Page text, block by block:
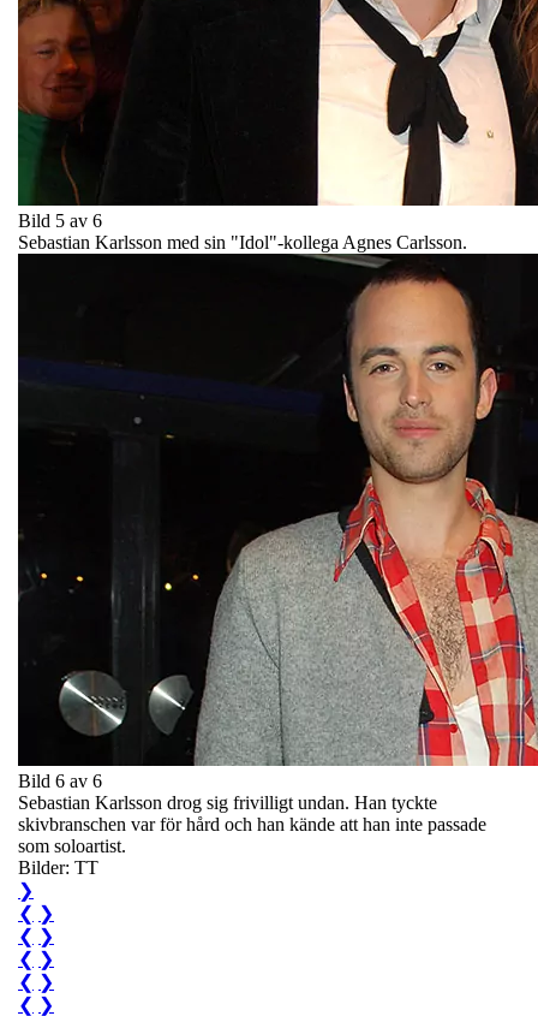
Bild 5 av 6
Sebastian Karlsson med sin "Idol"-kollega Agnes Carlsson.
Bild 6 av 6
Sebastian Karlsson drog sig frivilligt undan. Han tyckte
skivbranschen var för hård och han kände att han inte passade
som soloartist.
Bilder: TT
❯
❮ ❯
❮ ❯
❮ ❯
❮ ❯
❮ ❯